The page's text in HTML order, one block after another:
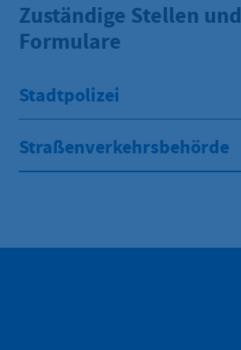
Zuständige Stellen und
Formulare
Stadtpolizei
Straßenverkehrsbehörde